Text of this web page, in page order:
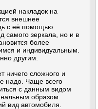
накладок на
внешнее
с её помощью
самого зеркала, но и в
более
и индивидуальным.
другим.
ничего сложного и
надо. Чаще всего
с данным видом
образом
вид автомобиля.